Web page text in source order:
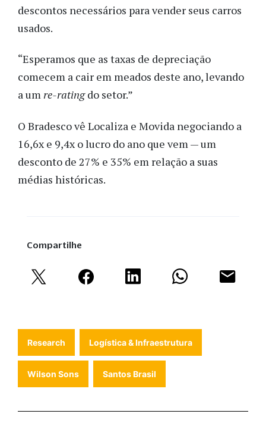
descontos necessários para vender seus carros
usados.
“Esperamos que as taxas de depreciação
comecem a cair em meados deste ano, levando
a umre-ratingdo setor.”
O Bradesco vê Localiza e Movida negociando a
16,6x e 9,4x o lucro do ano que vem — um
desconto de 27% e 35% em relação a suas
médias históricas.
Compartilhe
Research Logística & Infraestrutura
Wilson Sons Santos Brasil